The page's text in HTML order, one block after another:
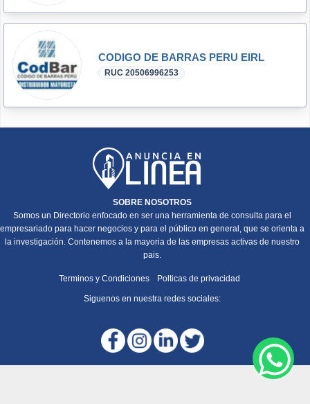
CODIGO DE BARRAS PERU EIRL
RUC 20506996253
SOBRE NOSOTROS
Somos un Directorio enfocado en ser una herramienta de consulta para el
empresariado para hacer negocios y para el público en general, que se orienta a
la investigación. Contenemos a la mayoria de las empresas activas de nuestro
pais.
Terminos y Condiciones Polticas de privacidad
Siguenos en nuestra redes sociales: